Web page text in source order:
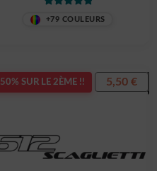
+79 COULEURS
50% SUR LE 2ÈME !! 5,50€